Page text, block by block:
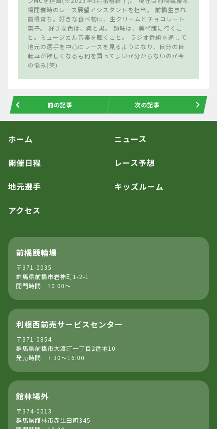
場開催時のレース展望アシスタントを担当。 前橋生まれ
前橋育ち。好きな食べ物は、生クリームとチョコレート
菓子。 好きな色は、紫と黒。 趣味は、美術館に行くこ
と。ミュージカル音楽を聴くこと。 ラジオ番組を通して
地元の選手を中心にレースを見るようになり、自分の自
転車が欲しくなるも何を買ってよいか分からないのが今
の悩み(笑)
前の記事 次の記事
ホーム ニュース
開催日程 レース予想
地元選手 キッズルーム
アクセス
前橋競輪場
〒371-0035
群馬県前橋市岩神町1-2-1
開門時間 10:00～
利根西前売サービスセンター
〒371-0854
群馬県前橋市大渡町一丁目2番地10
発売時間 7:30～16:00
館林場外
〒374-0013
群馬県館林市赤生田町345